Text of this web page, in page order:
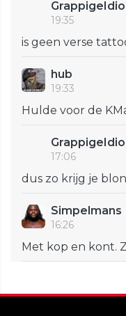
19:35
is geen verse
hub
19:33
Hulde voor de
17:06
dus zo krijg je
Simpelmans
16:26
Met kop en kont.